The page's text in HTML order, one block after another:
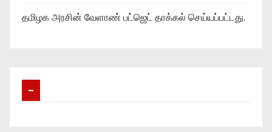
தமிழக அரசின் வேளாண் பட்ஜெட் தாக்கல் செய்யப்பட்டது.
–